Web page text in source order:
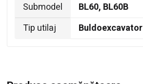
Submodel
BL60, BL60B
Tip utilaj
Buldoexcavator